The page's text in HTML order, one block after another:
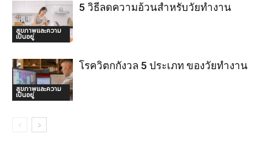
สุขภาพและความ
เป็นอยู่
5 วิธีลดความอ้วนสำหรับวัยทำงาน
สุขภาพและความ
เป็นอยู่
โรควิตกกังวล 5 ประเภท ของวัยทำงาน